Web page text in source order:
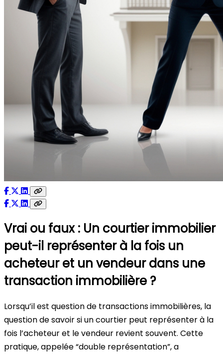
Vrai ou faux : Un courtier immobilier
peut-il représenter à la fois un
acheteur et un vendeur dans une
transaction immobilière ?
Lorsqu’il est question de transactions immobilières, la
question de savoir si un courtier peut représenter à la
fois l’acheteur et le vendeur revient souvent. Cette
pratique, appelée “double représentation”, a